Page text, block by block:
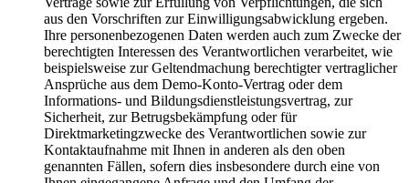
aus den Vorschriften zur Einwilligungsabwicklung ergeben.
Ihre personenbezogenen Daten werden auch zum Zwecke der
berechtigten Interessen des Verantwortlichen verarbeitet, wie
beispielsweise zur Geltendmachung berechtigter vertraglicher
Ansprüche aus dem Demo-Konto-Vertrag oder dem
Informations- und Bildungsdienstleistungsvertrag, zur
Sicherheit, zur Betrugsbekämpfung oder für
Direktmarketingzwecke des Verantwortlichen sowie zur
Kontaktaufnahme mit Ihnen in anderen als den oben
genannten Fällen, sofern dies insbesondere durch eine von